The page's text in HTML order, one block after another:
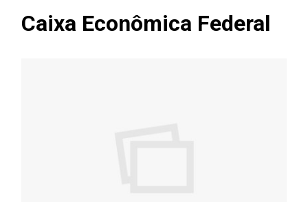
Caixa Econômica Federal